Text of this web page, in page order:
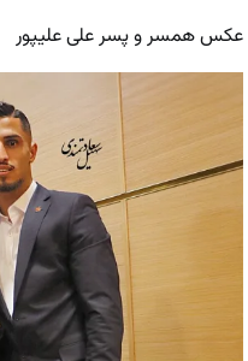
عکس همسر و پسر علی علیپور